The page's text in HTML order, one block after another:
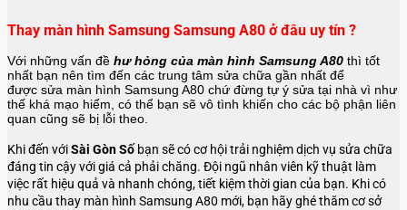
Thay màn hình Samsung Samsung A80 ở đâu uy tín ?
Với những vấn đề hư hỏng của màn hình Samsung A80 thì tốt
nhất bạn nên tìm đến các trung tâm sửa chữa gần nhất để
được sửa màn hình Samsung A80 chứ đừng tự ý sửa tại nhà vì như
thế khá mạo hiểm, có thể bạn sẽ vô tình khiến cho các bộ phận liên
quan cũng sẽ bị lỗi theo.
Khi đến vớiSài Gòn Số bạn sẽ có cơ hội trải nghiệm dịch vụ sửa chữa
đáng tin cậy với giá cả phải chăng. Đội ngũ nhân viên kỹ thuật làm
việc rất hiệu quả và nhanh chóng, tiết kiệm thời gian của bạn. Khi có
nhu cầu thay màn hình Samsung A80 mới, bạn hãy ghé thăm cơ sở